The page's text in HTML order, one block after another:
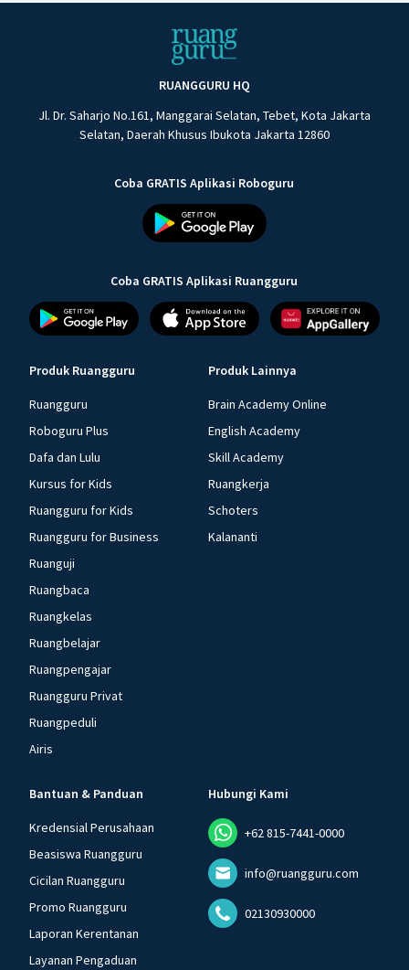
RUANGGURU HQ
Jl. Dr. Saharjo No.161, Manggarai Selatan, Tebet, Kota Jakarta
Selatan, Daerah Khusus Ibukota Jakarta 12860
Coba GRATIS Aplikasi Roboguru
Coba GRATIS Aplikasi Ruangguru
Produk Ruangguru
Ruangguru
Roboguru Plus
Dafa dan Lulu
Kursus for Kids
Ruangguru for Kids
Ruangguru for Business
Ruanguji
Ruangbaca
Ruangkelas
Ruangbelajar
Ruangpengajar
Ruangguru Privat
Ruangpeduli
Airis
Produk Lainnya
Brain Academy Online
English Academy
Skill Academy
Ruangkerja
Schoters
Kalananti
Bantuan & Panduan
Kredensial Perusahaan
Beasiswa Ruangguru
Cicilan Ruangguru
Promo Ruangguru
Laporan Kerentanan
Layanan Pengaduan
Hubungi Kami
+62 815-7441-0000
info@ruangguru.com
02130930000